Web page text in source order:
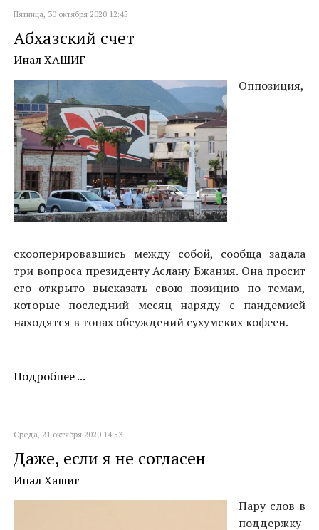
Пятница, 30 октября 2020 12:45
Абхазский счет
Инал ХАШИГ
Оппозиция,
скооперировавшись между собой, сообща задала
три вопроса президенту Аслану Бжания. Она просит
его открыто высказать свою позицию по темам,
которые последний месяц наряду с пандемией
находятся в топах обсуждений сухумских кофеен.
Подробнее ...
Среда, 21 октября 2020 14:53
Даже, если я не согласен
Инал Хашиг
Пару слов в
поддержку